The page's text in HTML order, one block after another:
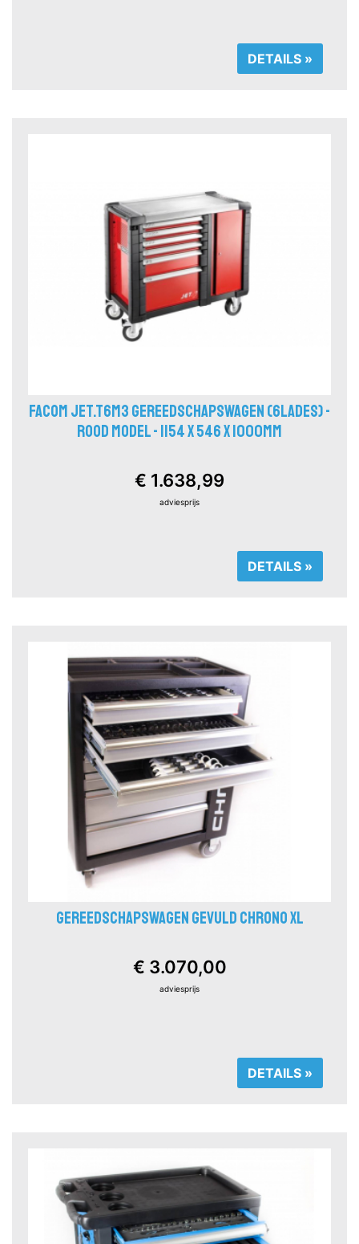
DETAILS »
FACOM JET.T6M3 GEREEDSCHAPSWAGEN (6LADES) -
ROOD MODEL - 1154 X 546 X 1000MM
€ 1.638,99
adviesprijs
DETAILS »
GEREEDSCHAPSWAGEN GEVULD CHRONO XL
€ 3.070,00
adviesprijs
DETAILS »